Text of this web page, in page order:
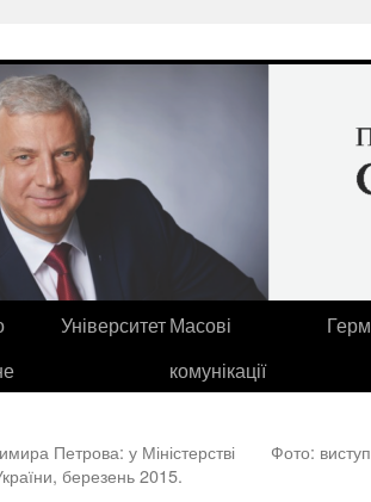
УніверситетМасові
комунікації
Петрова: у Міністерстві
березень 2015.
Фото: